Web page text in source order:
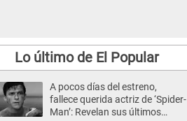
Lo último de El Popular
A pocos días del estreno,
fallece querida actriz de ‘Spider-
Man’: Revelan sus últimos